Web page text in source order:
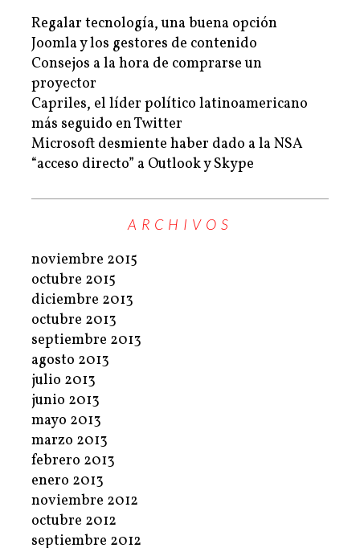
Regalar tecnología, una buena opción
Joomla y los gestores de contenido
Consejos a la hora de comprarse un
proyector
Capriles, el líder político latinoamericano
más seguido en Twitter
Microsoft desmiente haber dado a la NSA
“acceso directo” a Outlook y Skype
ARCHIVOS
noviembre 2015
octubre 2015
diciembre 2013
octubre 2013
septiembre 2013
agosto 2013
julio 2013
junio 2013
mayo 2013
marzo 2013
febrero 2013
enero 2013
noviembre 2012
octubre 2012
septiembre 2012